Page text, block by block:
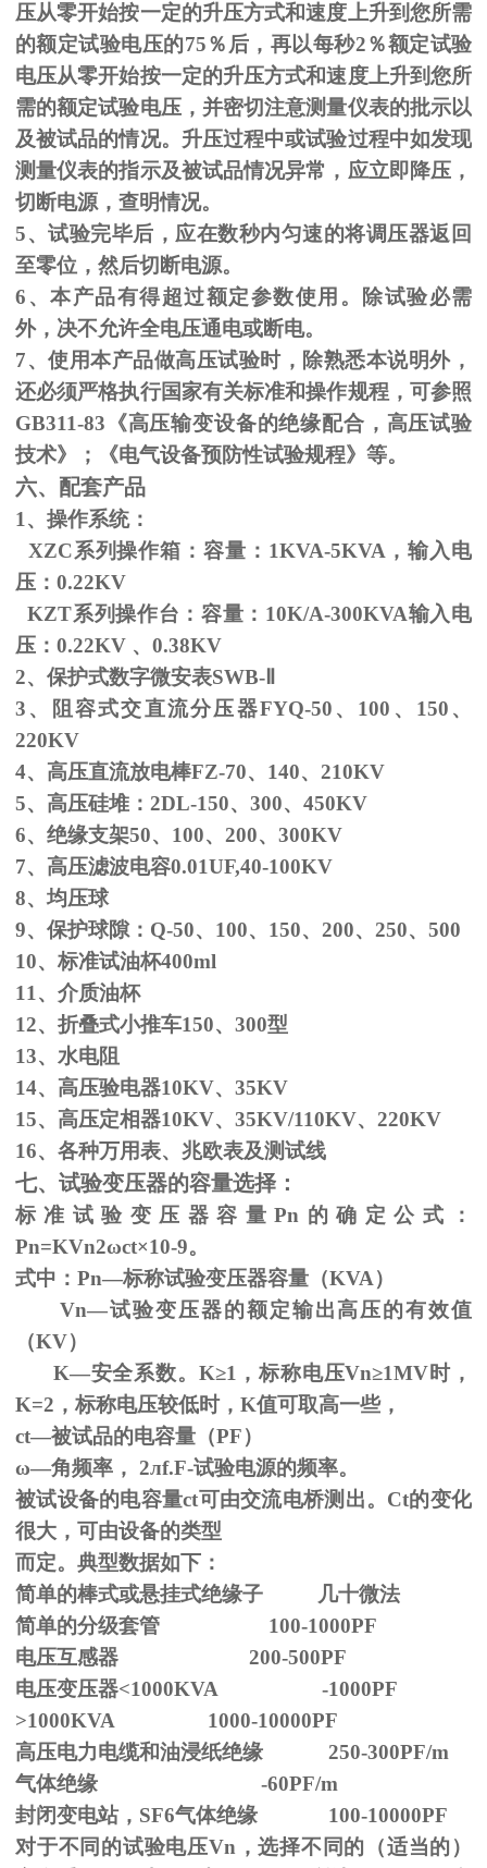
压从零开始按一定的升压方式和速度上升到您所需
的额定试验电压的75％后，再以每秒2％额定试验
电压从零开始按一定的升压方式和速度上升到您所
需的额定试验电压，并密切注意测量仪表的批示以
及被试品的情况。升压过程中或试验过程中如发现
测量仪表的指示及被试品情况异常，应立即降压，
切断电源，查明情况。
5、试验完毕后，应在数秒内匀速的将调压器返回
至零位，然后切断电源。
6、本产品有得超过额定参数使用。除试验必需
外，决不允许全电压通电或断电。
7、使用本产品做高压试验时，除熟悉本说明外，
还必须严格执行国家有关标准和操作规程，可参照
GB311-83 《高压输变设备的绝缘配合，高压试验
技术》；《电气设备预防性试验规程》等。
六、配套产品
1、操作系统：
XZC系列操作箱：容量： 1KVA-5KVA ，输入电
压： 0.22KV
KZT系列操作台：容量： 10K/A-300KVA输入电
压： 0.22KV 、 0.38KV
2、保护式数字微安表SWB-
3、阻容式交直流分压器FYQ-50 、 100 、 150 、
220KV
4、高压直流放电棒FZ-70、 140、 210KV
5、高压硅堆： 2DL-150、 300、 450KV
6、绝缘支架50、 100、 200、 300KV
7、高压滤波电容0.01UF,40-100KV
8、均压球
9、保护球隙： Q-50、 100、 150、 200、 250、 500
10、标准试油杯400ml
11、介质油杯
12、折叠式小推车150、 300型
13、水电阻
14、高压验电器10KV、 35KV
15、高压定相器10KV、 35KV/110KV、 220KV
16、各种万用表、兆欧表及测试线
七、试验变压器的容量选择：
标准试验变压器容量Pn 的确定公式：
Pn=KVn2ωct×10-9。
式中： Pn—标称试验变压器容量（KVA）
Vn—试验变压器的额定输出高压的有效值
（KV）
K—安全系数。 K≥1，标称电压Vn≥1MV时，
K=2，标称电压较低时，K值可取高一些，
ct—被试品的电容量（PF）
ω—角频率， 2лf.F-试验电源的频率。
被试设备的电容量ct可由交流电桥测出。Ct的变化
很大，可由设备的类型
而定。典型数据如下：
简单的棒式或悬挂式绝缘子 几十微法
简单的分级套管 100-1000PF
电压互感器 200-500PF
电压变压器<1000KVA -1000PF
>1000KVA 1000-10000PF
高压电力电缆和油浸纸绝缘 250-300PF/m
气体绝缘 -60PF/m
封闭变电站，SF6气体绝缘 100-10000PF
对于不同的试验电压Vn ，选择不同的（适当的）